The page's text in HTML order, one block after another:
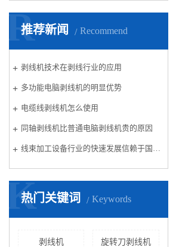
推荐新闻 Recommend
R
剥线机技术在剥线行业的应用
多功能电脑剥线机的明显优势
电缆线剥线机怎么使用
同轴剥线机比普通电脑剥线机贵的原因
线束加工设备行业的快速发展信赖于国内汽车行业的创新与发展
热门关键词 Keywords
K
剥线机 旋转刀剥线机